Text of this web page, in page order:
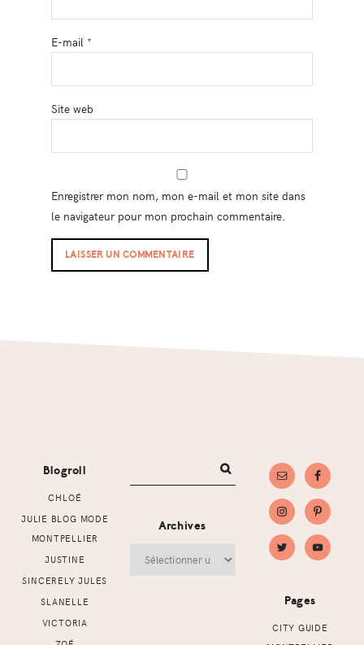
E-mail *
Site web
Enregistrer mon nom, mon e-mail et mon site dans
le navigateur pour mon prochain commentaire.
Blogroll
CHLOÉ
JULIE BLOG MODE
MONTPELLIER
JUSTINE
SINCERELY JULES
SLANELLE
VICTORIA
Archives
Pages
CITY GUIDE